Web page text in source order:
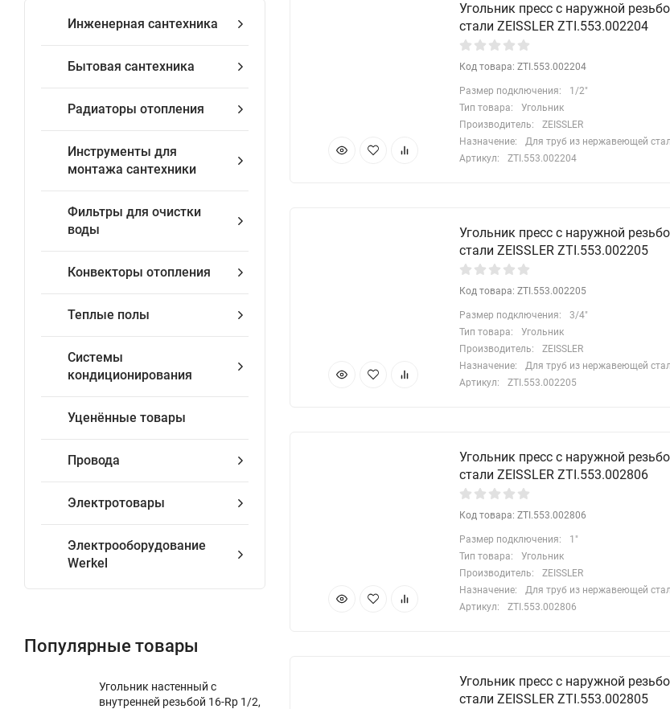
Инженерная сантехника
Бытовая сантехника
Радиаторы отопления
Инструменты для
монтажа сантехники
Фильтры для очистки
воды
Конвекторы отопления
Теплые полы
Системы
кондиционирования
Уценённые товары
Провода
Электротовары
Электрооборудование
Werkel
Популярные товары
Угольник настенный с
внутренней резьбой 16-Rp 1/2,
Угольник пресс с наружной
стали ZEISSLER ZTI.553.002204
Код товара: ZTI.553.002204
Размер подключения:
1/2"
Тип товара:
Угольник
Производитель:
ZEISSLER
Назначение:
Для труб из нержавеющей
Артикул:
ZTI.553.002204
Угольник пресс с наружной
стали ZEISSLER ZTI.553.002205
Код товара: ZTI.553.002205
Размер подключения:
3/4"
Тип товара:
Угольник
Производитель:
ZEISSLER
Назначение:
Для труб из нержавеющей
Артикул:
ZTI.553.002205
Угольник пресс с наружной
стали ZEISSLER ZTI.553.002806
Код товара: ZTI.553.002806
Размер подключения:
1"
Тип товара:
Угольник
Производитель:
ZEISSLER
Назначение:
Для труб из нержавеющей
Артикул:
ZTI.553.002806
Угольник пресс с наружной
стали ZEISSLER ZTI.553.002805